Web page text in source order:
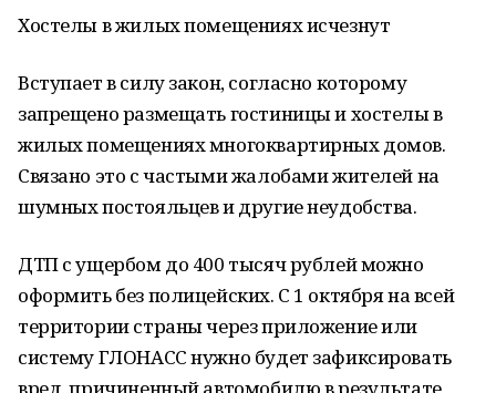
Хостелы в жилых помещениях исчезнут
Вступает в силу закон, согласно которому
запрещено размещать гостиницы и хостелы в
жилых помещениях многоквартирных домов.
Связано это с частыми жалобами жителей на
шумных постояльцев и другие неудобства.
ДТП с ущербом до 400 тысяч рублей можно
оформить без полицейских. С 1 октября на всей
территории страны через приложение или
систему ГЛОНАСС нужно будет зафиксировать